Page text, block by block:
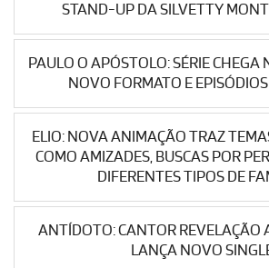
STAND-UP DA SILVETTY
PAULO O APÓSTOLO: SÉRIE CHEGA
NOVO FORMATO E
ELIO: NOVA ANIMAÇÃO TRAZ
COMO AMIZADES, BUSCAS POR
DIFERENTES TIPOS DE
ANTÍDOTO: CANTOR REVELAÇÃO
LANÇA NOVO